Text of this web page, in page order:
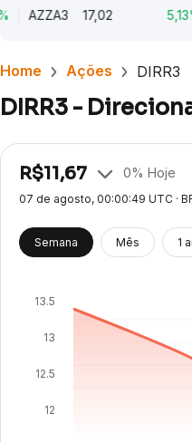
AZZA3 17,02 5,13%
Home Ações DIRR3
DIRR3 -
R$11,67 0% Hoje
07 de agosto, 00:00:49 UTC ·
Semana Mês 1
12
12.5
13
13.5